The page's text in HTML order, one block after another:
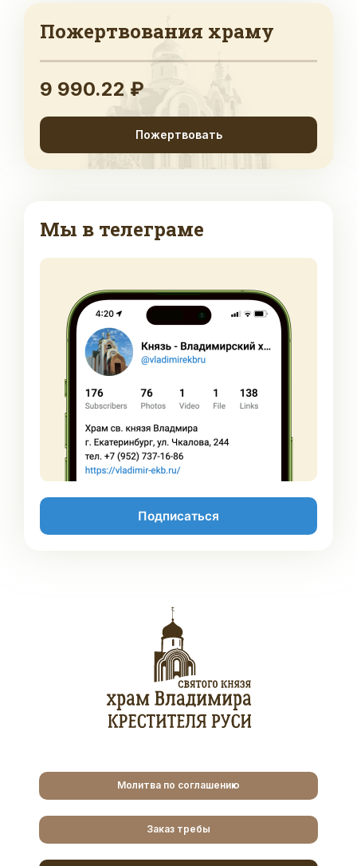
Пожертвования храму
9 990.22 ₽
Пожертвовать
Мы в телеграме
Подписаться
Молитва по соглашению
Заказ требы